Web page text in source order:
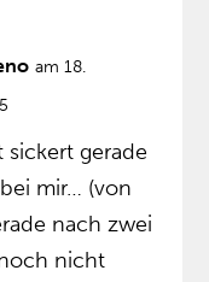
am 18.
gerade
mir… (von
nach zwei
nicht